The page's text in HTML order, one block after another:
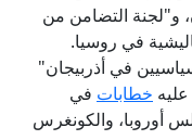
و"لجنة التضامن من
في روسيا.
في أذربيجان"
خطابات في
أوروبا، والكونغرس